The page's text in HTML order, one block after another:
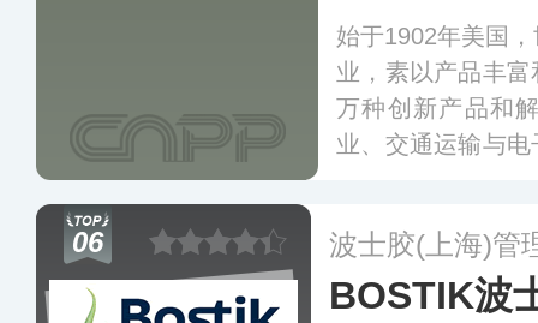
始于1902年美国
业，素以产品丰
万种创新产品和
业、交通运输与
06 波士胶(上海)管
BOSTIK波